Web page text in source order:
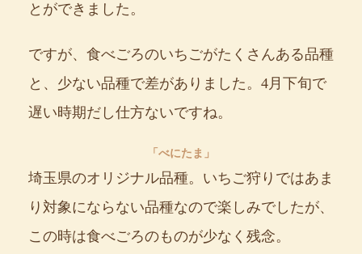
とができました。
ですが、食べごろのいちごがたくさんある品種
と、少ない品種で差がありました。4月下旬で
遅い時期だし仕方ないですね。
「べにたま」
埼玉県のオリジナル品種。いちご狩りではあま
り対象にならない品種なので楽しみでしたが、
この時は食べごろのものが少なく残念。